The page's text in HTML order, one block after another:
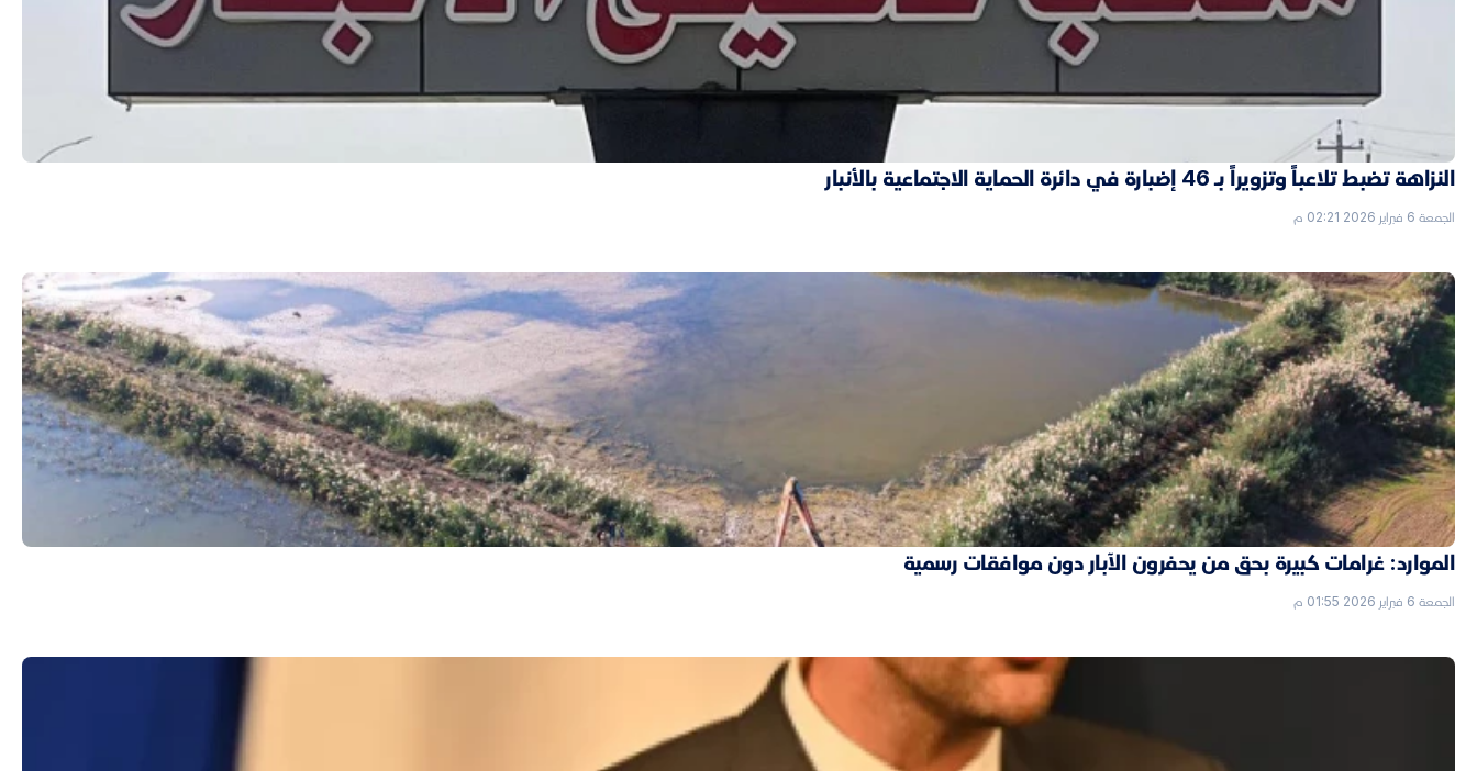
النزاهة تضبط تلاعباً وتزويراً بـ 46 إضبارة في دائرة الحماية الاجتماعية بالأنبار
الجمعة 6 فبراير 2026 02:21 م
الموارد: غرامات كبيرة بحق من يحفرون الآبار دون موافقات رسمية
الجمعة 6 فبراير 2026 01:55 م